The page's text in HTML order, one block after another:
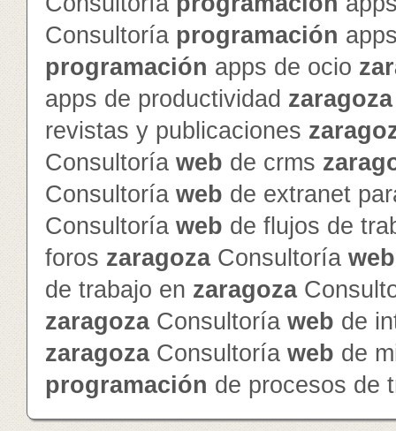
Consultoría programación
programación apps de ocio
apps de productividad zaragoza
revistas y publicaciones
Consultoría web de crms
Consultoría web de extranet
Consultoría web de flujos de
foros zaragozaConsultoría web
de trabajo en zaragoza
zaragozaConsultoría web de
zaragozaConsultoría web de
programación de procesos de